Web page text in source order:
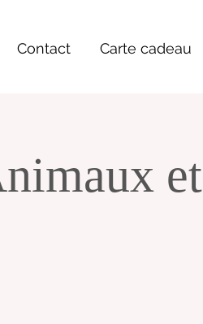
Contact Carte cadeau
et